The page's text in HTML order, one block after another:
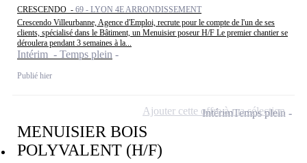
CRESCENDO - 69 - LYON 4E ARRONDISSEMENT
Crescendo Villeurbanne, Agence d'Emploi, recrute pour le compte de l'un de ses
clients, spécialisé dans le Bâtiment, un Menuisier poseur H/F Le premier chantier se
déroulera pendant 3 semaines à la...
Intérim - Temps plein
Publié hier
MENUISIER BOIS
POLYVALENT (H/F)
IntérimTemps plein
Ajouter cette offre à ma sélection